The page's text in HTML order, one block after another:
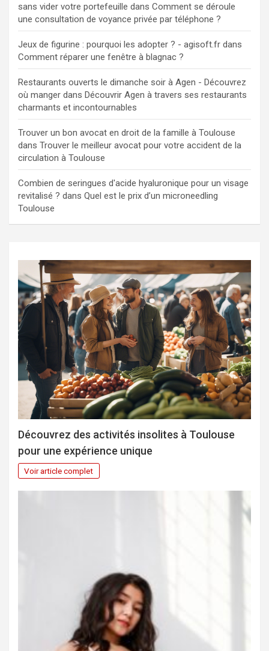
sans vider votre portefeuille dans Comment se déroule
une consultation de voyance privée par téléphone ?
Jeux de figurine : pourquoi les adopter ? - agisoft.fr dans
Comment réparer une fenêtre à blagnac ?
Restaurants ouverts le dimanche soir à Agen - Découvrez
où manger dans Découvrir Agen à travers ses restaurants
charmants et incontournables
Trouver un bon avocat en droit de la famille à Toulouse
dans Trouver le meilleur avocat pour votre accident de la
circulation à Toulouse
Combien de seringues d'acide hyaluronique pour un visage
revitalisé ? dans Quel est le prix d’un microneedling
Toulouse
Découvrez des activités insolites à Toulouse
pour une expérience unique
Voir article complet